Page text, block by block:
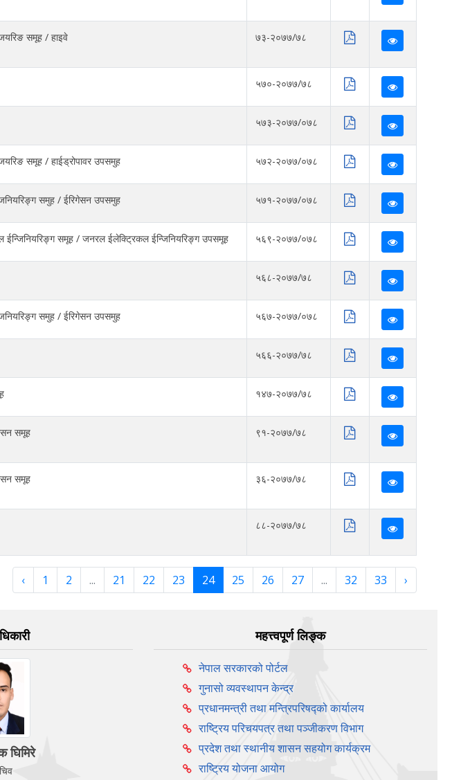
समूह / हाइवे ७३-२०७७/७८
५७०-२०७७/७८
५७३-२०७७/०७८
समूह / हाईड्रोपावर उपसमुह ५७२-२०७७/०७८
समुह / ईरिगेसन उपसमुह ५७१-२०७७/०७८
ईन्जिनियरिङ्ग समूह / जनरल ईलेक्ट्रिकल ईन्जिनियरिङ्ग उपसमूह ५६९-२०७७/०७८
५६८-२०७७/७८
समुह / ईरिगेसन उपसमुह ५६७-२०७७/०७८
५६६-२०७७/७८
१४७-२०७७/७८
समूह ९१-२०७७/७८
समूह ३६-२०७७/७८
८८-२०७७/७८
‹ 1 2 ... 21 22 23 24 25 26 27 ... 32 33 ›
घिमिरे
महत्त्वपूर्ण लिङ्क
नेपाल सरकारको पोर्टल
गुनासो व्यवस्थापन केन्द्र
प्रधानमन्त्री तथा मन्त्रिपरिषद्को कार्यालय
राष्ट्रिय परिचयपत्र तथा पञ्‍जीकरण विभाग
प्रदेश तथा स्थानीय शासन सहयोग कार्यक्रम
राष्ट्रिय योजना आयोग